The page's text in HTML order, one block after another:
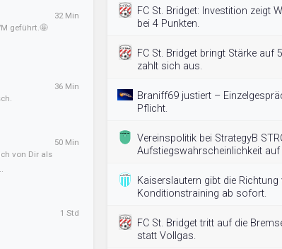
geführt.🤩
32 Min
36 Min
von Dir als
50 Min
1 Std
FC St. Bridget: Investition zeigt
bei 4 Punkten.
FC St. Bridget bringt Stärke auf
zahlt sich aus.
Braniff69 justiert –
Pflicht.
Vereinspolitik bei StrategyB
Aufstiegswahrscheinlichkeit auf
Kaiserslautern gibt die
Konditionstraining ab sofort.
FC St. Bridget tritt auf die
statt Vollgas.